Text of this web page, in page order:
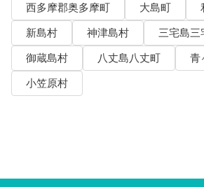
西多摩郡奥多摩町
大島町
新島村
神津島村
三宅島三
御蔵島村
八丈島八丈町
青
小笠原村